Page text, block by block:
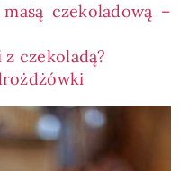
czekoladową –
czekoladą?